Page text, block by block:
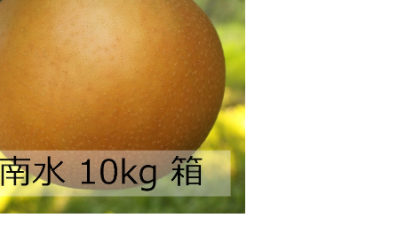
南水 10kg 箱
¥4,800
予約商品